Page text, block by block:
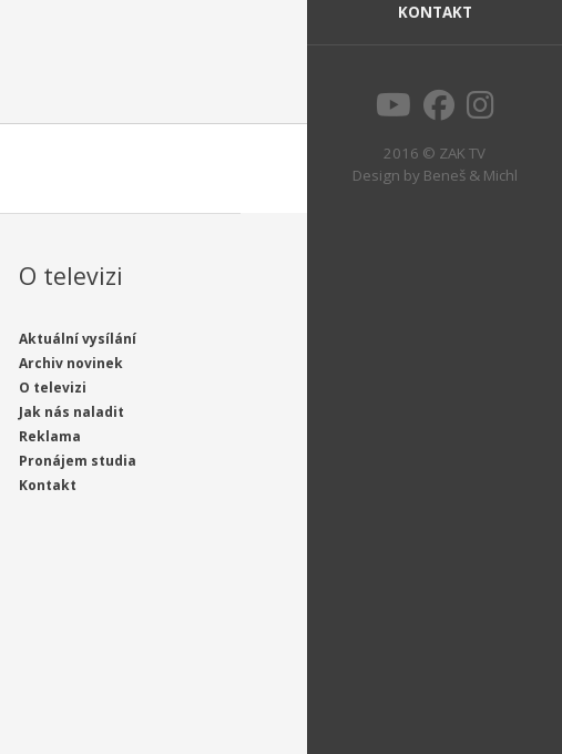
KONTAKT
2016 © ZAK TV
Design by Beneš & Michl
O televizi
Aktuální vysílání
Archiv novinek
O televizi
Jak nás naladit
Reklama
Pronájem studia
Kontakt